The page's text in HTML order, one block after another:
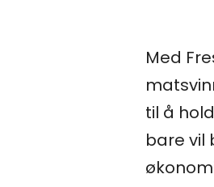
Med
til å
bare vil